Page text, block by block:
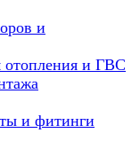
и
отопления и ГВС
и фитинги